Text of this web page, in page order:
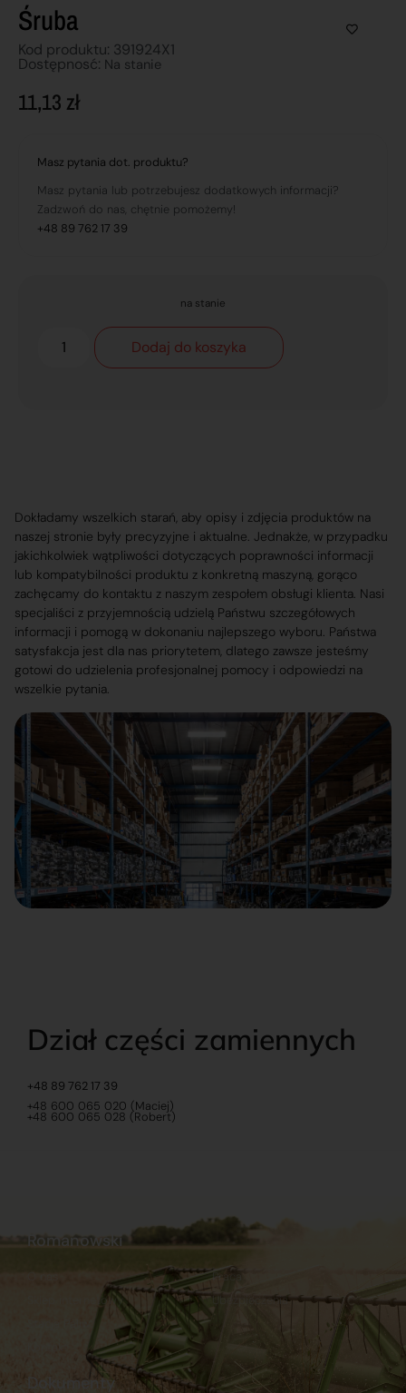
Śruba
Kod produktu: 391924X1
Dostępnosć: Na stanie
11,13 zł
Masz pytania dot. produktu?
Masz pytania lub potrzebujesz dodatkowych informacji?
Zadzwoń do nas, chętnie pomożemy!
+48 89 762 17 39
na stanie
Dodaj do koszyka
Dokładamy wszelkich starań, aby opisy i zdjęcia produktów na
naszej stronie były precyzyjne i aktualne. Jednakże, w przypadku
jakichkolwiek wątpliwości dotyczących poprawności informacji
lub kompatybilności produktu z konkretną maszyną, gorąco
zachęcamy do kontaktu z naszym zespołem obsługi klienta. Nasi
specjaliści z przyjemnością udzielą Państwu szczegółowych
informacji i pomogą w dokonaniu najlepszego wyboru. Państwa
satysfakcja jest dla nas priorytetem, dlatego zawsze jesteśmy
gotowi do udzielenia profesjonalnej pomocy i odpowiedzi na
wszelkie pytania.
Dział części zamiennych
+48 89 762 17 39
+48 600 065 020 (Maciej)
+48 600 065 028 (Robert)
Dokumenty
Romanowski
Sklep internetowy
Praca
Ubezpieczenia